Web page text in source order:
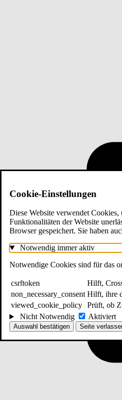
Cookie-Einstellungen
Diese Website verwendet
Funktionalitäten der Website
Browser gespeichert. Sie haben
Notwendig immer aktiv
Notwendige Cookies sind für das
csrftoken
Hilft,
non_necessary_consent Hilft, ihre
viewed_cookie_policy Prüft, ob
Nicht Notwendig
Aktiviert
Auswahl bestätigen Seite